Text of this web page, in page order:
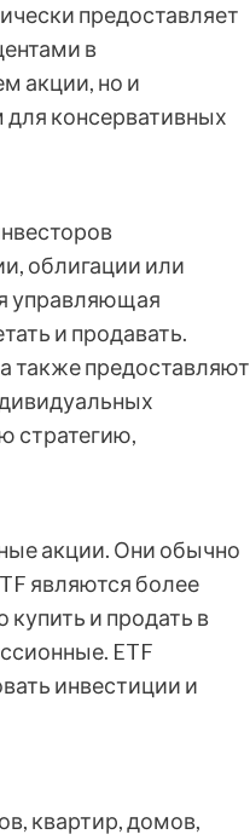
предоставляет
в
акции, но и
консервативных
облигации или
управляющая
и продавать.
также предоставляют
стратегию,
акции. Они обычно
являются более
и продать в
ETF
инвестиции и
квартир, домов,